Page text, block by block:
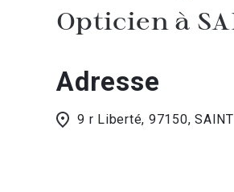
Opticien à
Adresse
9 r Liberté, 97150,